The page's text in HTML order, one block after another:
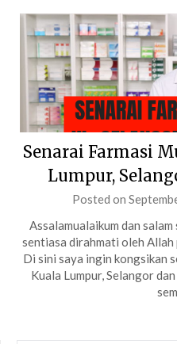
Senarai Farmasi
Lumpur,
Posted on
Assalamualaikum dan
sentiasa dirahmati oleh Allah
Di sini saya ingin kongsikan
Kuala Lumpur, Selangor